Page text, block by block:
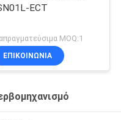
ECT
MOQ:1
ΕΠΙΚΟΙΝΩΝΊΑ